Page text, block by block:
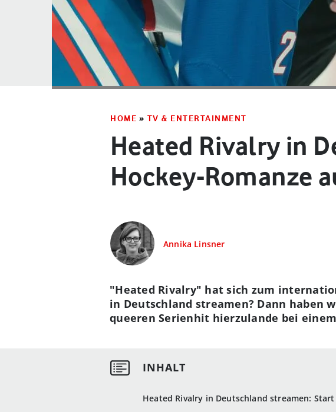
HOME » TV & ENTERTAINMENT
Heated Rivalry in
Hockey-Romanze
Annika Linsner
Heated Rivalry in Deutschland streamen:
"Heated Rivalry" hat sich zum
in Deutschland streamen? Dann haben
queeren Serienhit hierzulande bei